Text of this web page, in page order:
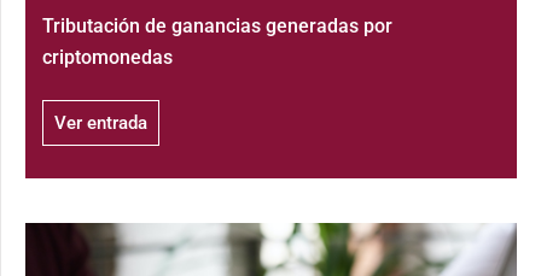
Tributación de ganancias generadas por
criptomonedas
Ver entrada